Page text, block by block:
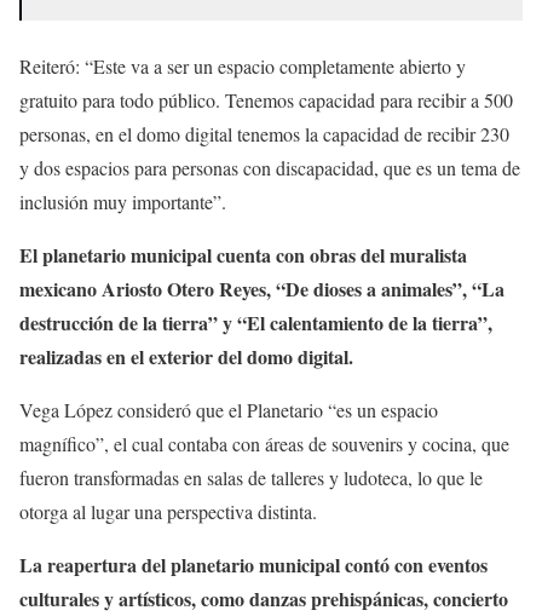
Reiteró: “Este va a ser un espacio completamente abierto y
gratuito para todo público. Tenemos capacidad para recibir a 500
personas, en el domo digital tenemos la capacidad de recibir 230
y dos espacios para personas con discapacidad, que es un tema de
inclusión muy importante”.
El planetario municipal cuenta con obras del muralista
mexicano Ariosto Otero Reyes, “De dioses a animales”, “La
destrucción de la tierra” y “El calentamiento de la tierra”,
realizadas en el exterior del domo digital.
Vega López consideró que el Planetario “es un espacio
magnífico”, el cual contaba con áreas de souvenirs y cocina, que
fueron transformadas en salas de talleres y ludoteca, lo que le
otorga al lugar una perspectiva distinta.
La reapertura del planetario municipal contó con eventos
culturales y artísticos, como danzas prehispánicas, concierto